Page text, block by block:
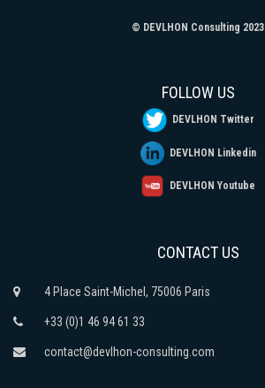
© DEVLHON Consulting 2023
FOLLOW US
DEVLHON Twitter
DEVLHON Linkedin
DEVLHON Youtube
CONTACT US
4 Place Saint-Michel, 75006 Paris
+33 (0)1 46 94 61 33
contact@devlhon-consulting.com